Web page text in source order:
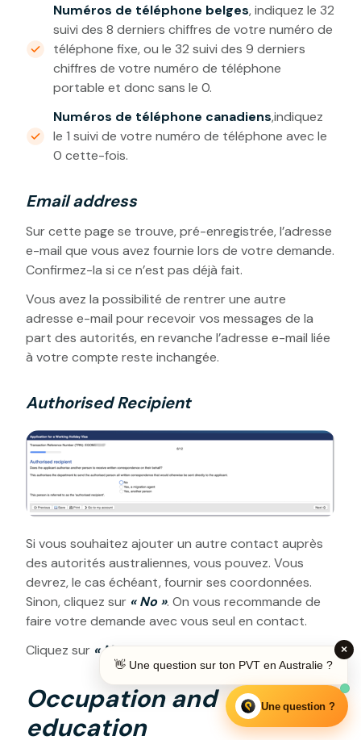
Numéros de téléphone belges, indiquez le 32
suivi des 8 derniers chiffres de votre numéro de
téléphone fixe, ou le 32 suivi des 9 derniers
chiffres de votre numéro de téléphone
portable et donc sans le 0.
Numéros de téléphone canadiens,indiquez
le 1 suivi de votre numéro de téléphone avec le
0 cette-fois.
Email address
Sur cette page se trouve, pré-enregistrée, l’adresse
e-mail que vous avez fournie lors de votre demande.
Confirmez-la si ce n’est pas déjà fait.
Vous avez la possibilité de rentrer une autre
adresse e-mail pour recevoir vos messages de la
part des autorités, en revanche l’adresse e-mail liée
à votre compte reste inchangée.
Authorised Recipient
Si vous souhaitez ajouter un autre contact auprès
des autorités australiennes, vous pouvez. Vous
devrez, le cas échéant, fournir ses coordonnées.
Sinon, cliquez sur « No ». On vous recommande de
faire votre demande avec vous seul en contact.
Cliquez sur « Next »
Occupation and
education
×
👋 Une question sur ton PVT en Australie ?
Une question ?